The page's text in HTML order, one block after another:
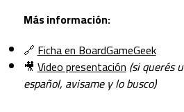
Más información:
🔗Ficha en BoardGameGeek
🎥Video presentación(si querés
español, avisame y lo busco)